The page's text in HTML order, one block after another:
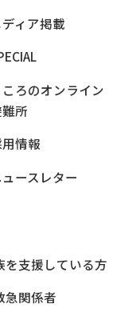
ディア掲載
ころのオンライン
所
情報
ースレター
を支援している方
急関係者